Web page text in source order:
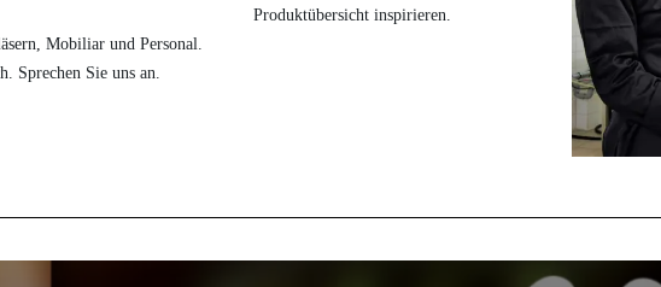
Mobiliar und Personal.
Sprechen Sie uns an.
Produktübersicht inspirieren.